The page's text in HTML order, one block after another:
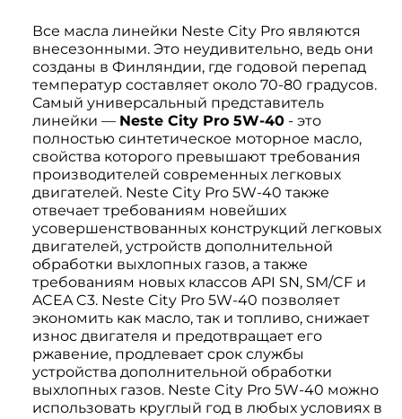
Все масла линейки Neste City Pro являются
внесезонными. Это неудивительно, ведь они
созданы в Финляндии, где годовой перепад
температур составляет около 70-80 градусов.
Самый универсальный представитель
линейки — Neste City Pro 5W-40 - это
полностью синтетическое моторное масло,
свойства которого превышают требования
производителей современных легковых
двигателей. Neste City Pro 5W-40 также
отвечает требованиям новейших
усовершенствованных конструкций легковых
двигателей, устройств дополнительной
обработки выхлопных газов, а также
требованиям новых классов API SN, SM/CF и
ACEA C3. Neste City Pro 5W-40 позволяет
экономить как масло, так и топливо, снижает
износ двигателя и предотвращает его
ржавение, продлевает срок службы
устройства дополнительной обработки
выхлопных газов. Neste City Pro 5W-40 можно
использовать круглый год в любых условиях в